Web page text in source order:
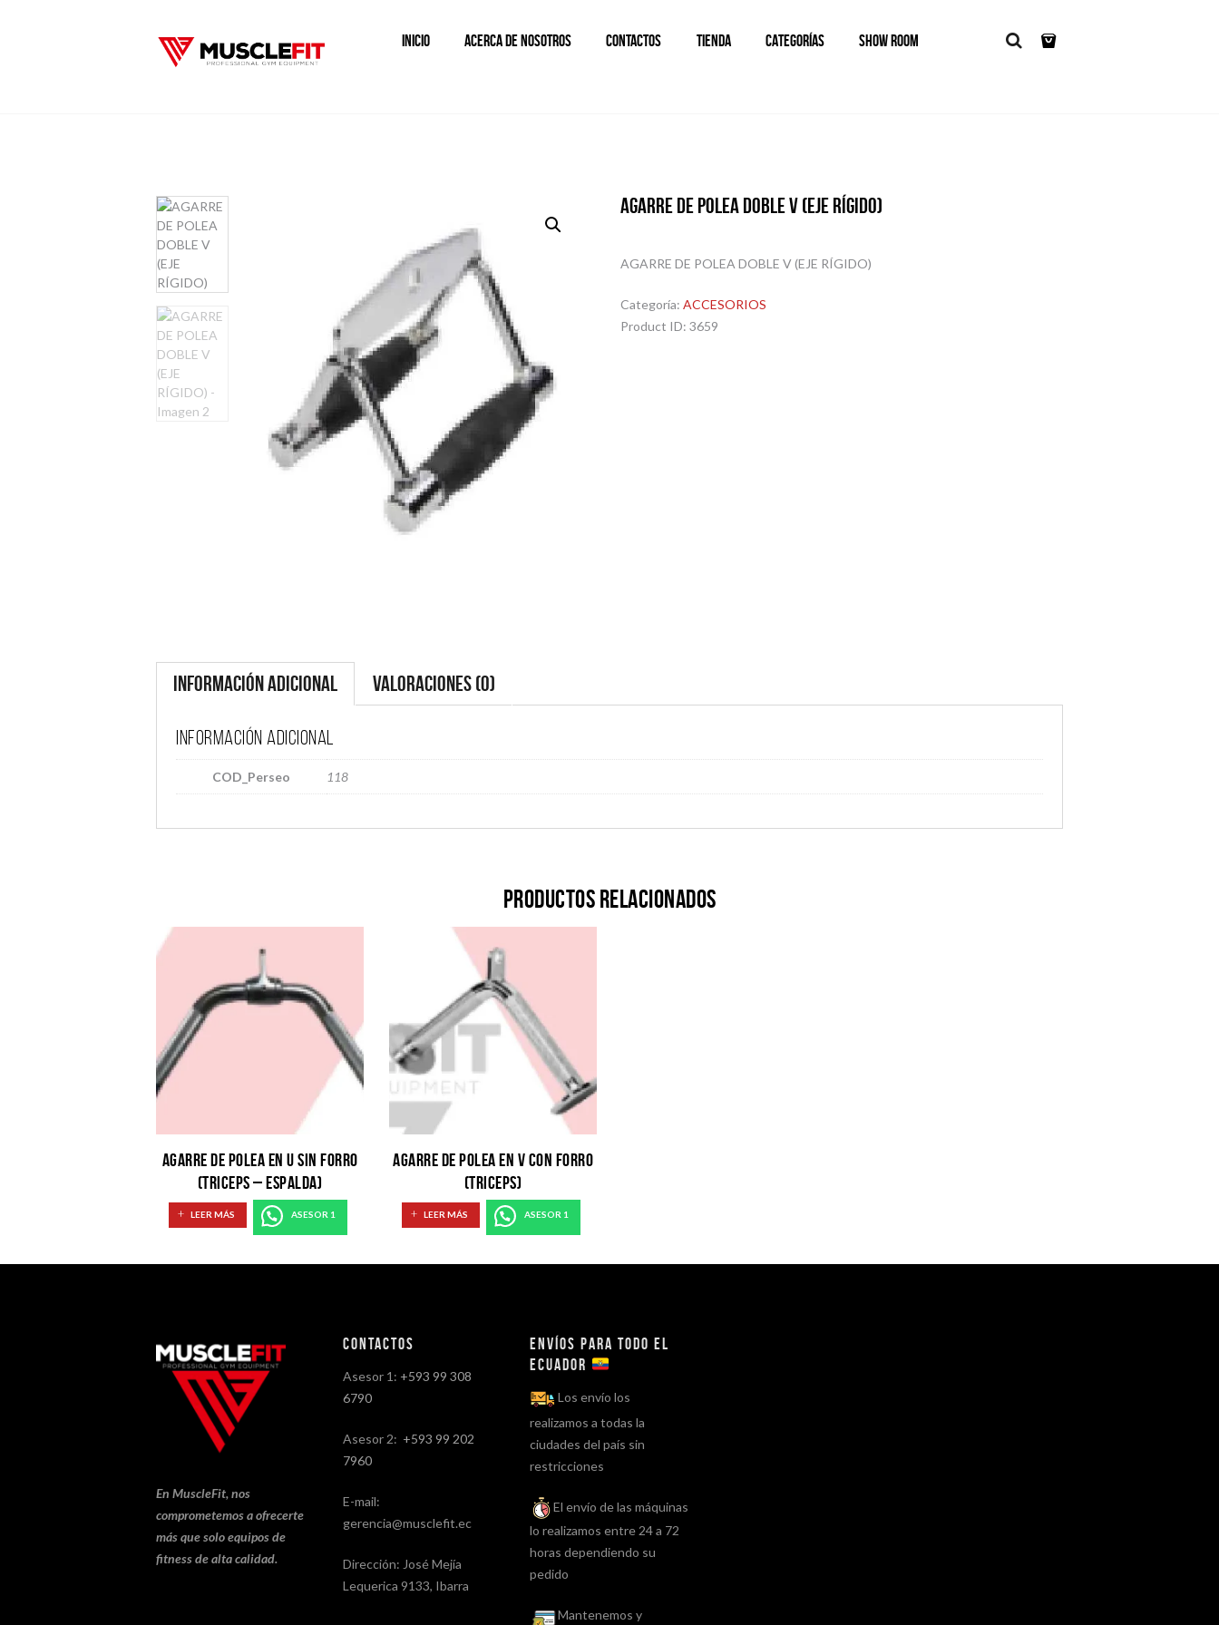
INICIO ACERCA DE NOSOTROS CONTACTOS TIENDA CATEGORÍAS SHOW ROOM
AGARRE DE POLEA DOBLE V (EJE RÍGIDO)
AGARRE DE POLEA DOBLE V (EJE RÍGIDO)
Categoría: ACCESORIOS
Product ID: 3659
Información adicional Valoraciones (0)
Información adicional
COD_Perseo 118
Productos relacionados
AGARRE DE POLEA EN U SIN FORRO
(TRICEPS – ESPALDA)
LEER MÁS ASESOR 1
AGARRE DE POLEA EN V CON FORRO
(TRICEPS)
LEER MÁS ASESOR 1
En MuscleFit, nos
comprometemos a ofrecerte
más que solo equipos de
fitness de alta calidad.
Contactos
Asesor 1: +593 99 308
6790
Asesor 2: +593 99 202
7960
E-mail:
gerencia@musclefit.ec
Dirección: José Mejía
Lequerica 9133, Ibarra
Envíos para todo el
ECUADOR
Los envío los
realizamos a todas la
ciudades del país sin
restricciones
El envío de las máquinas
lo realizamos entre 24 a 72
horas dependiendo su
pedido
Mantenemos y